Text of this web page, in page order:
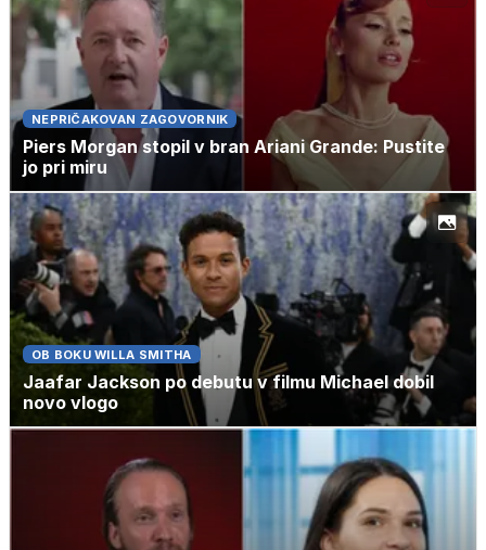
NEPRIČAKOVAN ZAGOVORNIK
Piers Morgan stopil v bran Ariani Grande: Pustite
jo pri miru
OB BOKU WILLA SMITHA
Jaafar Jackson po debutu v filmu Michael dobil
novo vlogo